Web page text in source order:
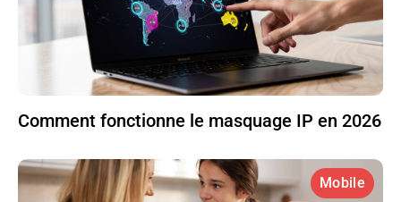
Comment fonctionne le masquage IP en 2026
Mobile